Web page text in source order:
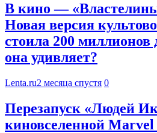
В кино —
Новая версия
стоила 200 миллионов
она удивляет?
Lenta.ru2 месяца спустя 0
Перезапуск «Людей
киновселенной